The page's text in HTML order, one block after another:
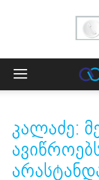
კალაძე: